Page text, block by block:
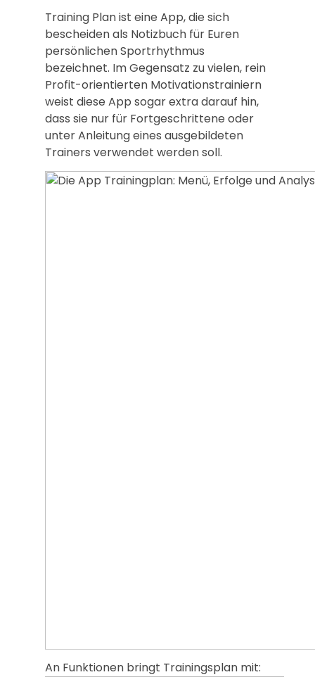
Training Plan ist eine App, die sich
bescheiden als Notizbuch für Euren
persönlichen Sportrhythmus
bezeichnet. Im Gegensatz zu vielen, rein
Profit-orientierten Motivationstrainiern
weist diese App sogar extra darauf hin,
dass sie nur für Fortgeschrittene oder
unter Anleitung eines ausgebildeten
Trainers verwendet werden soll.
An Funktionen bringt Trainingsplan mit: